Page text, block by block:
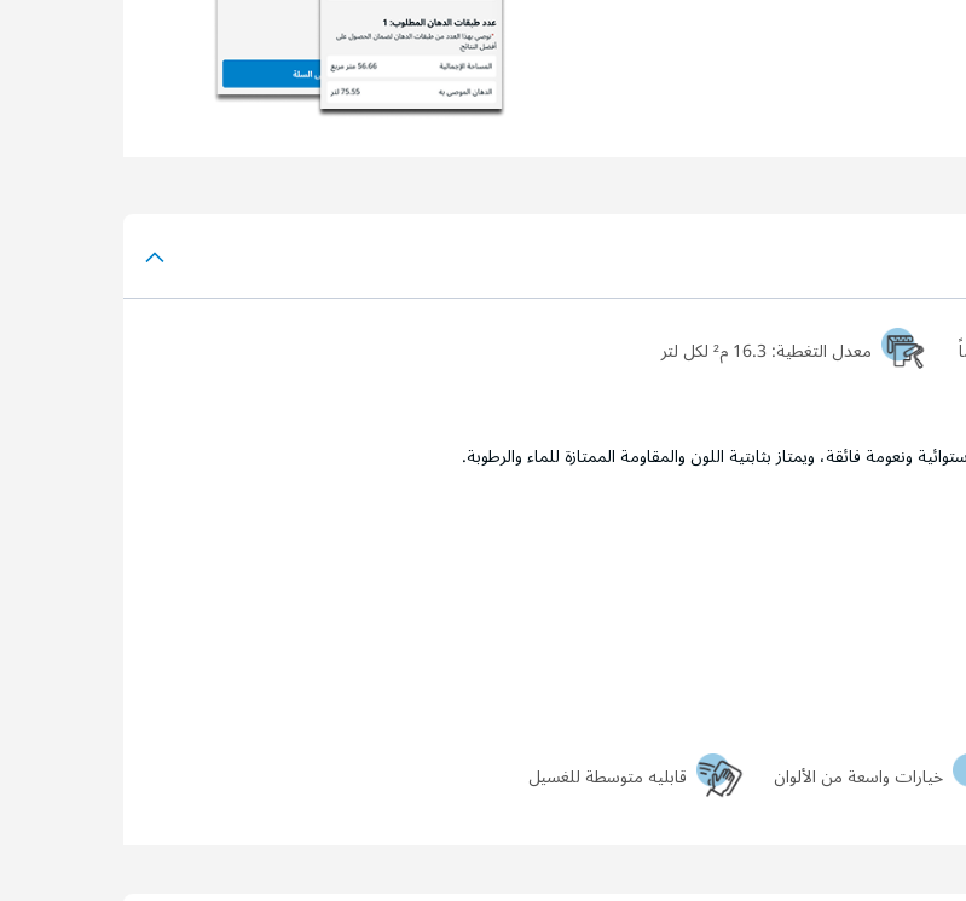
معدل التغطية:
فائقة، ويمتاز بثابتية اللون والمقاومة الممتازة للماء والرطوبة.
خيارات واسعة من الألوان قابليه متوسطة للغسيل